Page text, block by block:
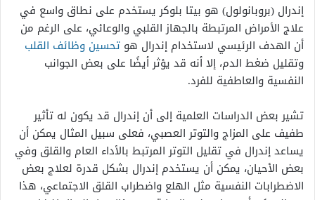
إندرال (بروبانولول) هو بيتا بلوكر يستخدم على نطاق واسع في
علاج الأمراض المرتبطة بالجهاز القلبي والوعائي، على الرغم من
أن الهدف الرئيسي لاستخدام إندرال هو تحسين وظائف القلب
وتقليل ضغط الدم، إلا أنه قد يؤثر أيضًا على بعض الجوانب
النفسية والعاطفية للفرد.
تشير بعض الدراسات العلمية إلى أن إندرال قد يكون له تأثير
طفيف على المزاج والتوتر العصبي، فعلى سبيل المثال يمكن أن
يساعد إندرال في تقليل التوتر المرتبط بالأداء العام والقلق وفي
بعض الأحيان، يمكن أن يستخدم إندرال بشكل قدرة لعلاج بعض
الاضطرابات النفسية مثل الهلع واضطراب القلق الاجتماعي، هذا